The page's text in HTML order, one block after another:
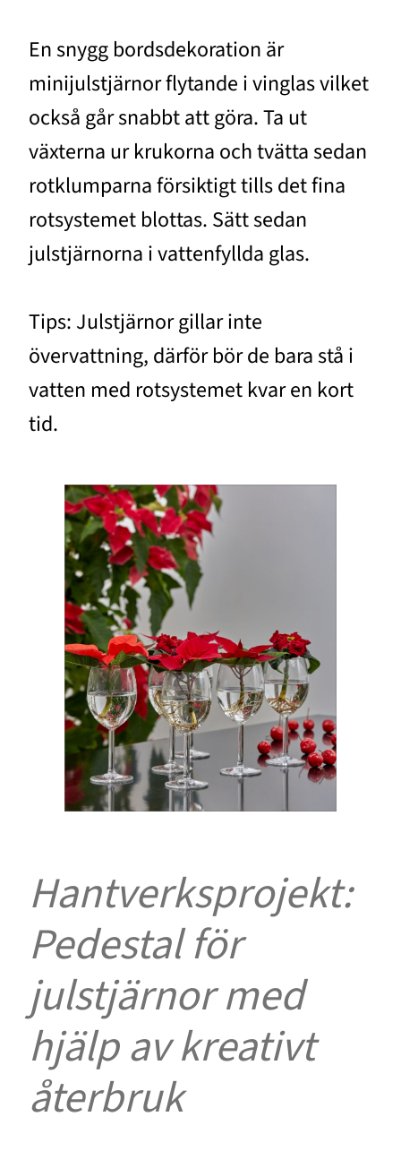
En snygg bordsdekoration är
minijulstjärnor flytande i vinglas vilket
också går snabbt att göra. Ta ut
växterna ur krukorna och tvätta sedan
rotklumparna försiktigt tills det fina
rotsystemet blottas. Sätt sedan
julstjärnorna i vattenfyllda glas.
Tips: Julstjärnor gillar inte
övervattning, därför bör de bara stå i
vatten med rotsystemet kvar en kort
tid.
Hantverksprojekt:
Pedestal för
julstjärnor med
hjälp av kreativt
återbruk